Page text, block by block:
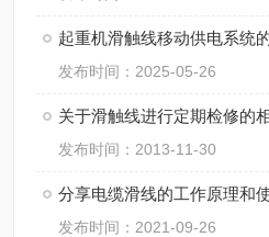
起重机滑触线移动供电系统
发布时间：2025-05-26
关于滑触线进行定期检修的
发布时间：2013-11-30
分享电缆滑线的工作原理和
发布时间：2021-09-26